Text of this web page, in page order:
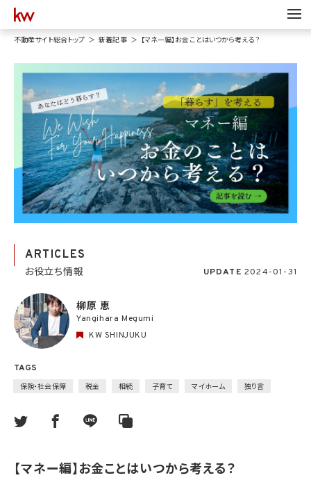
不動産サイト総合トップ 新着記事 【マネー編】お金ことはいつから考える？
ARTICLES
お役立ち情報 UPDATE 2024-01-31
TAGS
保険・社会保障 税金 相続 子育て マイホーム 独り言
柳原 恵
Yangihara Megumi
KW SHINJUKU
【マネー編】お金ことはいつから考える？